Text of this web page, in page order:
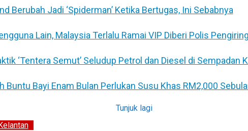
Berubah Jadi ‘Spiderman’ Ketika Bertugas, Ini Sebabnya
Lain, Malaysia Terlalu Ramai VIP Diberi Polis Pengiring
‘Tentera Semut’ Seludup Petrol dan Diesel di Sempadan
Buntu Bayi Enam Bulan Perlukan Susu Khas RM2,000
Tunjuk lagi